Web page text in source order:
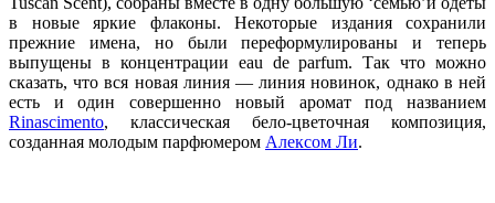
в новые яркие флаконы. Некоторые издания сохранили
прежние имена, но были переформулированы и теперь
выпущены в концентрации eau de parfum. Так что можно
сказать, что вся новая линия — линия новинок, однако в ней
есть и один совершенно новый аромат под названием
Rinascimento, классическая бело-цветочная композиция,
созданная молодым парфюмером Алексом Ли.